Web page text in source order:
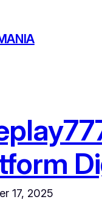
17, 2025